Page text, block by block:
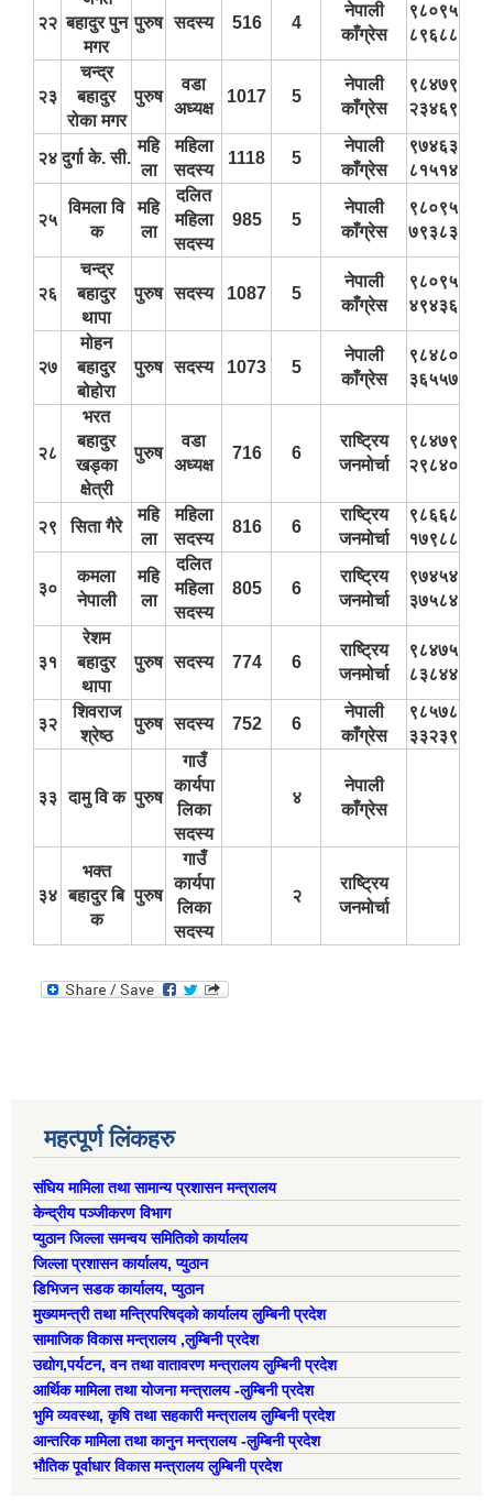
२२ बहादुर पुन
मगर
पुरुष सदस्य 516 4
नेपाली
काँग्रेस
९८०९५
८९६८८
२३
चन्द्र
बहादुर
रोका मगर
पुरुष
वडा
अध्यक्ष
1017 5
नेपाली
काँग्रेस
९८४७९
२३४६९
२४ दुर्गा के. सी.
महि
ला
महिला
सदस्य
1118 5
नेपाली
काँग्रेस
९७४६३
८१५१४
२५
विमला वि
क
महि
ला
दलित
महिला
सदस्य
985 5
नेपाली
काँग्रेस
९८०९५
७९३८३
२६
चन्द्र
बहादुर
थापा
पुरुष सदस्य 1087 5
नेपाली
काँग्रेस
९८०९५
४९४३६
२७
मोहन
बहादुर
बोहोरा
पुरुष सदस्य 1073 5
नेपाली
काँग्रेस
९८४८०
३६५५७
२८
भरत
बहादुर
खड्का
क्षेत्री
पुरुष
वडा
अध्यक्ष
716 6
राष्ट्रिय
जनमोर्चा
९८४७९
२९८४०
२९ सिता गैरे
महि
ला
महिला
सदस्य
816 6
राष्ट्रिय
जनमोर्चा
९८६६८
१७९८८
३०
कमला
नेपाली
महि
ला
दलित
महिला
सदस्य
805 6
राष्ट्रिय
जनमोर्चा
९७४५४
३७५८४
३१
रेशम
बहादुर
थापा
पुरुष सदस्य 774 6
राष्ट्रिय
जनमोर्चा
९८४७५
८३८४४
३२
शिवराज
श्रेष्‍ठ
पुरुष सदस्य 752 6
नेपाली
काँग्रेस
९८५७८
३३२३९
३३ दामु वि क पुरुष
गाउँ
कार्यपा
लिका
सदस्य
४
नेपाली
काँग्रेस
३४
भक्त
बहादुर बि
क
पुरुष
गाउँ
कार्यपा
लिका
सदस्य
२
राष्ट्रिय
जनमोर्चा
महत्पूर्ण लिंकहरु
संघिय मामिला तथा सामान्य प्रशासन मन्त्रालय
केन्द्रीय पञ्जीकरण विभाग
प्युठान जिल्ला समन्वय समितिको कार्यालय
जिल्ला प्रशासन कार्यालय, प्युठान
डिभिजन सडक कार्यालय, प्युठान
मुख्यमन्त्री तथा मन्त्रिपरिषद्को कार्यालय लुम्बिनी प्रदेश
सामाजिक विकास मन्त्रालय ,लुम्बिनी प्रदेश
उद्याेग,पर्यटन, वन तथा वातावरण मन्त्रालय लुम्बिनी प्रदेश
आर्थिक मामिला तथा योजना मन्त्रालय -लुम्बिनी प्रदेश
भुमि व्यवस्था, कृषि तथा सहकारी मन्त्रालय लुम्बिनी प्रदेश
आन्तरिक मामिला तथा कानुन मन्त्रालय -लुम्बिनी प्रदेश
भौतिक पूर्वाधार विकास मन्त्रालय लुम्बिनी प्रदेश